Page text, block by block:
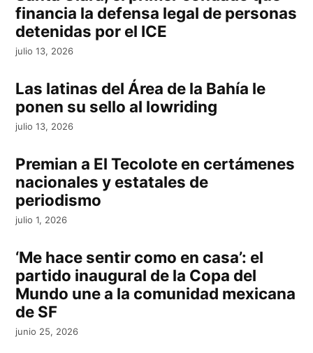
financia la defensa legal de personas
detenidas por el ICE
julio 13, 2026
Las latinas del Área de la Bahía le
ponen su sello al lowriding
julio 13, 2026
Premian a El Tecolote en certámenes
nacionales y estatales de
periodismo
julio 1, 2026
‘Me hace sentir como en casa’: el
partido inaugural de la Copa del
Mundo une a la comunidad mexicana
de SF
junio 25, 2026